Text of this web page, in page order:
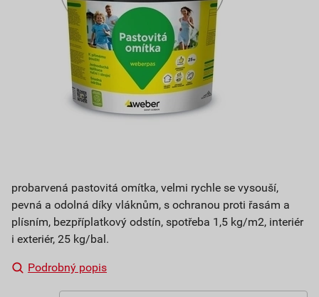
probarvená pastovitá omítka, velmi rychle se vysouší,
pevná a odolná díky vláknům, s ochranou proti řasám a
plísním, bezpříplatkový odstín, spotřeba 1,5 kg/m2, interiér
i exteriér, 25 kg/bal.
Podrobný popis